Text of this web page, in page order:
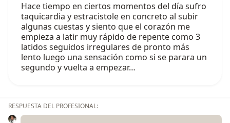
Hace tiempo en ciertos momentos del día sufro
taquicardia y estracistole en concreto al subir
algunas cuestas y siento que el corazón me
empieza a latir muy rápido de repente como 3
latidos seguidos irregulares de pronto más
lento luego una sensación como si se parara un
segundo y vuelta a empezar…
RESPUESTA DEL PROFESIONAL: